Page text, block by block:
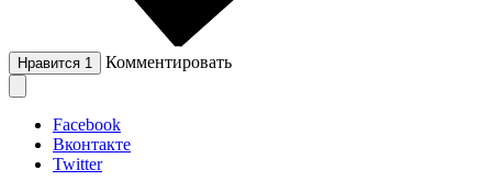
Нравится 1 Комментировать
Facebook
Вконтакте
Twitter